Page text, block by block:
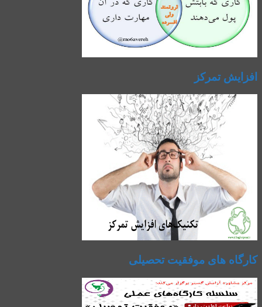
افزایش تمرکز
کارگاه های موفقیت تحصیلی